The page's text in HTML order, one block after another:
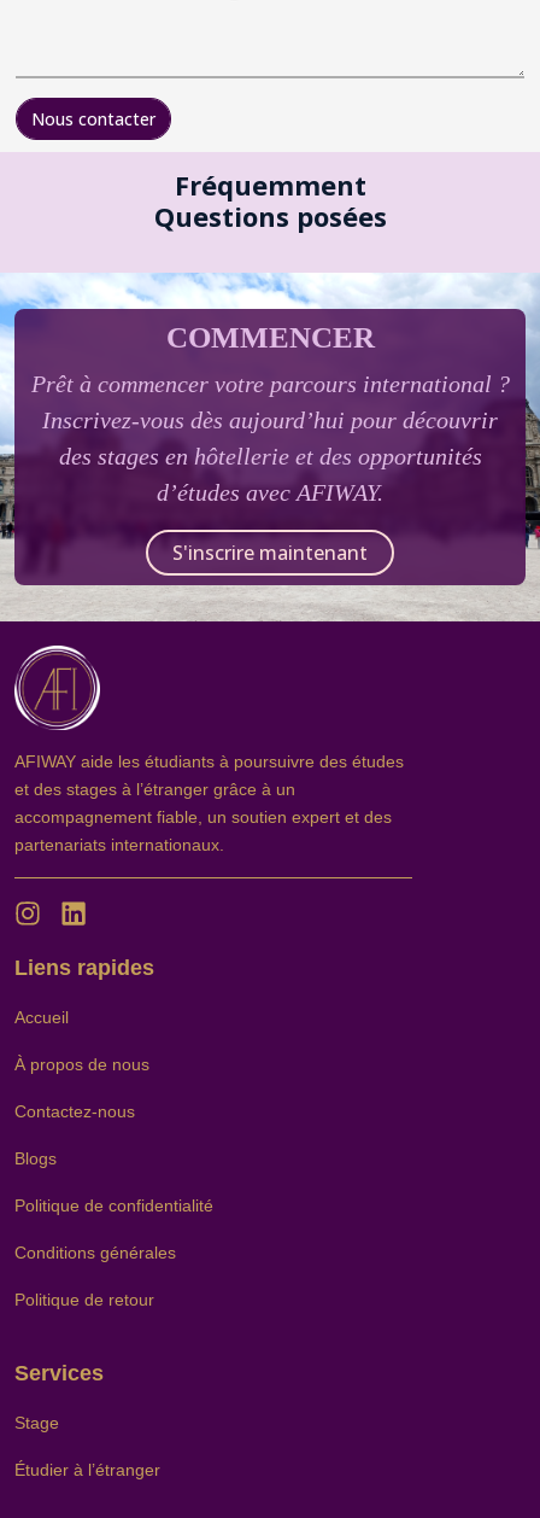
Nous contacter
Fréquemment
Questions posées
COMMENCER
Prêt à commencer votre parcours international ?
Inscrivez-vous dès aujourd’hui pour découvrir
des stages en hôtellerie et des opportunités
d’études avec AFIWAY.
S'inscrire maintenant
AFIWAY aide les étudiants à poursuivre des études
et des stages à l’étranger grâce à un
accompagnement fiable, un soutien expert et des
partenariats internationaux.
Liens rapides
Accueil
À propos de nous
Contactez-nous
Blogs
Politique de confidentialité
Conditions générales
Politique de retour
Services
Stage
Étudier à l’étranger